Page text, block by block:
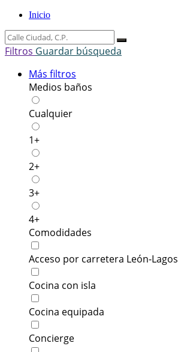
Inicio
Filtros Guardar búsqueda
Más filtros
Medios baños
Cualquier
1+
2+
3+
4+
Comodidades
Acceso por carretera León-Lagos
Cocina con isla
Cocina equipada
Concierge